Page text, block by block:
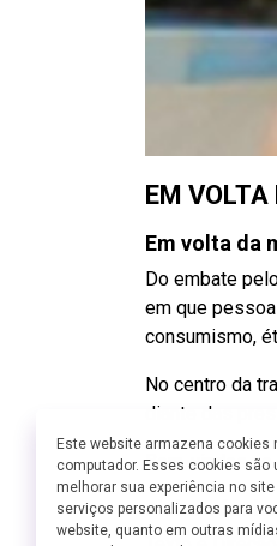
EM
Em volta da
Do embate
em que
consumismo,
No centro da
diante das
Bem-vindos ao
Ficha
Este website armazena cookies
computador. Esses cookies são
melhorar sua experiência no
serviços personalizados para
website, quanto em outras